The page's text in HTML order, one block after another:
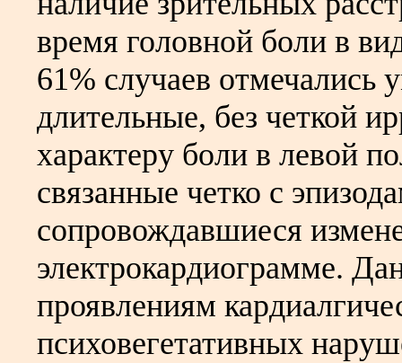
время головной боли в
61% случаев
длительные, без четкой
характеру боли в левой
связанные четко с
сопровождавшиеся
электрокардиограмме.
проявлениям
психовегетативных